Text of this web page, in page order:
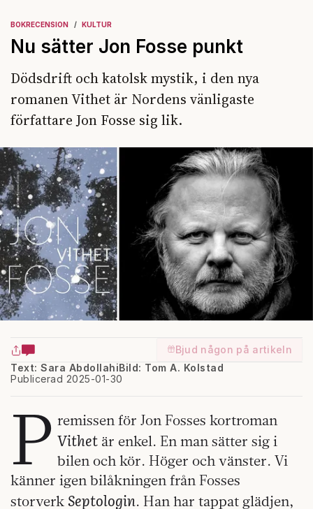
BOKRECENSION KULTUR
Nu sätter Jon Fosse punkt
Dödsdrift och katolsk mystik, i den nya
romanen Vithet är Nordens vänligaste
författare Jon Fosse sig lik.
Bjud någon på artikeln
Text: Sara Abdollahi
Publicerad 2025-01-30
Bild: Tom A. Kolstad
P remissen för Jon Fosses kortroman
Vithet är enkel. En man sätter sig i
bilen och kör. Höger och vänster. Vi
känner igen bilåkningen från Fosses
storverk Septologin. Han har tappat glädjen,